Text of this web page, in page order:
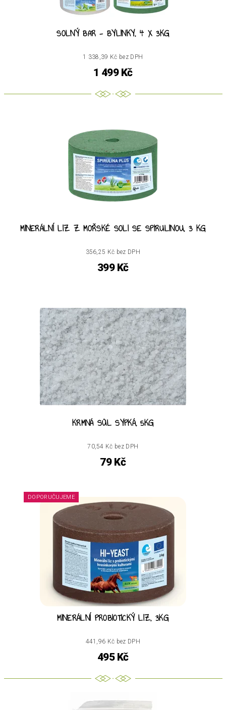
SOLNÝ BAR - BYLINKY, 4 X 3KG
1 338,39 Kč bez DPH
1 499 Kč
MINERÁLNÍ LIZ Z MOŘSKÉ SOLI SE SPIRULINOU, 3 KG
356,25 Kč bez DPH
399 Kč
KRMNÁ SŮL SYPKÁ, 5KG
70,54 Kč bez DPH
79 Kč
DOPORUČUJEME
MINERÁLNÍ PROBIOTICKÝ LIZ, 3KG
441,96 Kč bez DPH
495 Kč